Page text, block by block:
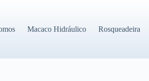
Macaco Hidráulico Rosqueadeira